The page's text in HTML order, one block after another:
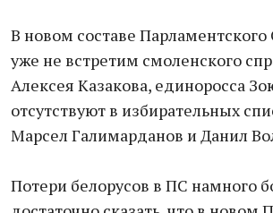
В новом составе
уже не встретим смоленского
Алексея Казакова, единоросса
отсутствуют в избирательных
Марсел Галимарданов и Данил
Потери белорусов в ПС намного